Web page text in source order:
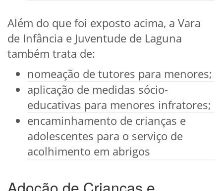
Além do que foi exposto acima, a Vara
de Infância e Juventude de Laguna
também trata de:
nomeação de tutores para menores;
aplicação de medidas sócio-
educativas para menores infratores;
encaminhamento de crianças e
adolescentes para o serviço de
acolhimento em abrigos